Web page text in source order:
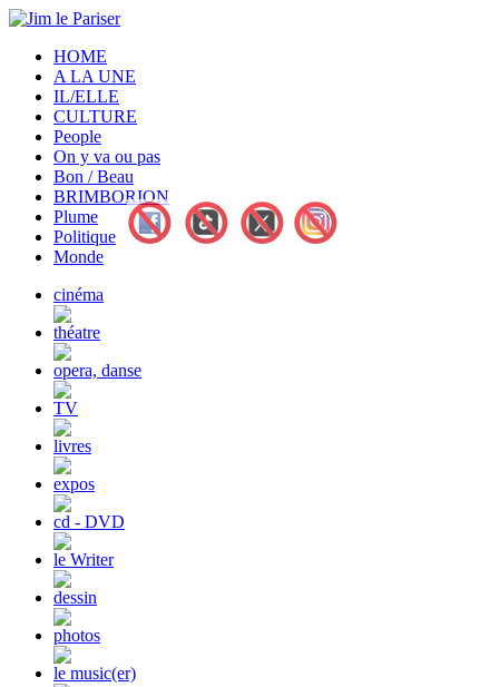
HOME
A LA UNE
IL/ELLE
CULTURE
People
On y va ou pas
Bon / Beau
BRIMBORION
Plume
Politique
Monde
cinéma
théatre
opera, danse
TV
livres
expos
cd - DVD
le Writer
dessin
photos
le music(er)